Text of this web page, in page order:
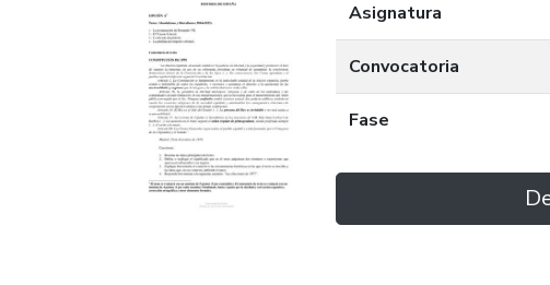
Asignatura
Convocatoria
Fase